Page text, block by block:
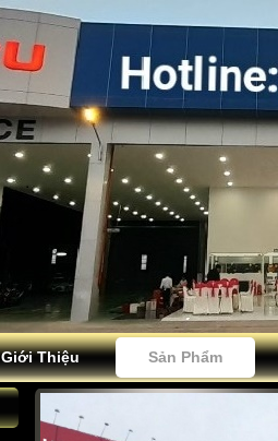
Giới Thiệu Sản Phẩm